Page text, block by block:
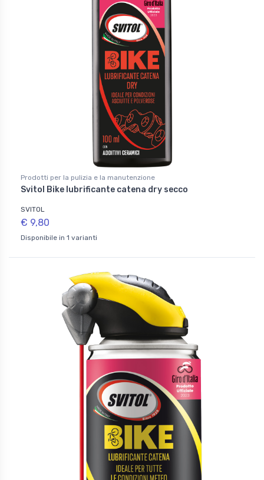
Prodotti per la pulizia e la manutenzione
Svitol Bike lubrificante catena dry secco
SVITOL
€ 9,80
Disponibile in 1 varianti